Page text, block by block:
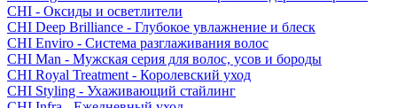
CHI - Оксиды и осветлители
CHI Deep Brilliance - Глубокое увлажнение и блеск
CHI Enviro - Система разглаживания волос
CHI Man - Мужская серия для волос, усов и бороды
CHI Royal Treatment - Королевский уход
CHI Styling - Ухаживающий стайлинг